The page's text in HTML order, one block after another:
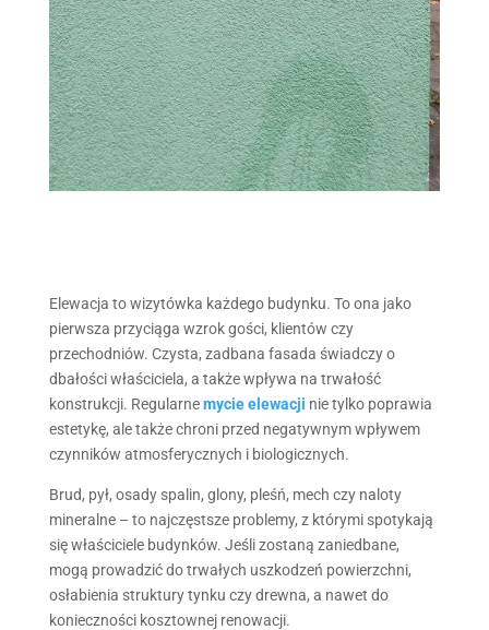
Elewacja to wizytówka każdego budynku. To ona jako
pierwsza przyciąga wzrok gości, klientów czy
przechodniów. Czysta, zadbana fasada świadczy o
dbałości właściciela, a także wpływa na trwałość
konstrukcji. Regularnemycie elewacji nie tylko poprawia
estetykę, ale także chroni przed negatywnym wpływem
czynników atmosferycznych i biologicznych.
Brud, pył, osady spalin, glony, pleśń, mech czy naloty
mineralne – to najczęstsze problemy, z którymi spotykają
się właściciele budynków. Jeśli zostaną zaniedbane,
mogą prowadzić do trwałych uszkodzeń powierzchni,
osłabienia struktury tynku czy drewna, a nawet do
konieczności kosztownej renowacji.